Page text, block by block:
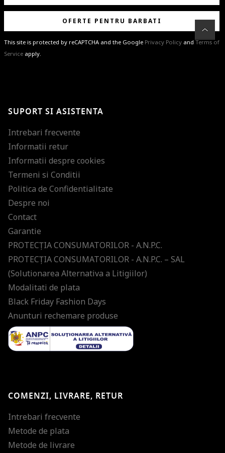
OFERTE PENTRU BARBATI
This site is protected by reCAPTCHA and the Google Privacy Policy andTerms of
Service apply.
ultimele tendinte in moda!
SUPORT SI ASISTENTA
Intrebari frecvente
Informatii retur
Informatii despre cookies
Termeni si Conditii
Politica de Confidentialitate
Despre noi
Contact
Garantie
PROTECŢIA CONSUMATORILOR - A.N.P.C.
PROTECŢIA CONSUMATORILOR - A.N.P.C. – SAL
(Solutionarea Alternativa a Litigiilor)
Modalitati de plata
Black Friday Fashion Days
Anunturi rechemare produse
COMENZI, LIVRARE, RETUR
Intrebari frecvente
Metode de plata
Metode de livrare